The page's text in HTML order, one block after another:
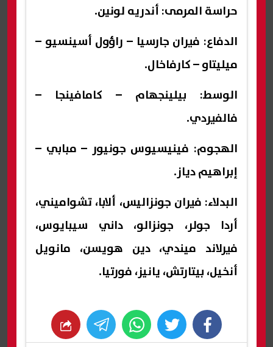
حراسة المرمى: أندريه لونين.
الدفاع: فيران جارسيا – راؤول أسينسيو –
ميليتاو – كارفاخال.
الوسط: بيلينجهام – كامافينجا –
فالفيردي.
الهجوم: فينيسيوس جونيور – مبابي –
إبراهيم دياز.
البدلاء: فيران جونزاليس، ألابا، تشواميني،
أردا جولر، جونزالو، داني سيبايوس،
فيرلاند ميندي، دين هويسن، مانويل
أنخيل، بيتارتش، يانيز، فورتيا.
facebook
twitter
whats